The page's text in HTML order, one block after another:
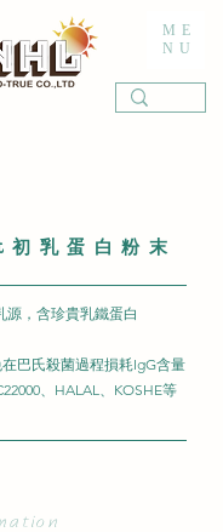
ME
NU
乳蛋白粉末
源，含珍貴乳鐵蛋白
巴氏殺菌過程損耗IgG含量
、HALAL、KOSHE等